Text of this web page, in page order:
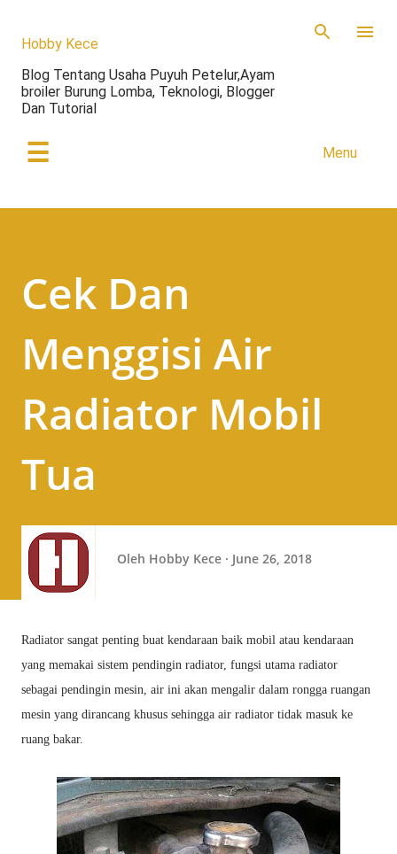
Hobby Kece
Blog Tentang Usaha Puyuh Petelur,Ayam
broiler Burung Lomba, Teknologi, Blogger
Dan Tutorial
☰ Menu
Cek Dan
Menggisi Air
Radiator Mobil
Tua
Oleh Hobby Kece June 26, 2018
Radiator sangat penting buat kendaraan baik mobil atau kendaraan
yang memakai sistem pendingin radiator, fungsi utama radiator
sebagai pendingin mesin, air ini akan mengalir dalam rongga ruangan
mesin yang dirancang khusus sehingga air radiator tidak masuk ke
ruang bakar.